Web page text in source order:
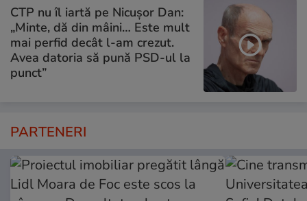
CTP nu îl iartă pe Nicușor Dan:
„Minte, dă din mâini… Este mult
mai perfid decât l-am crezut.
Avea datoria să pună PSD-ul la
punct”
PARTENERI